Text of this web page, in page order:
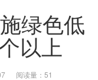
绿色低
以上
阅读量：51